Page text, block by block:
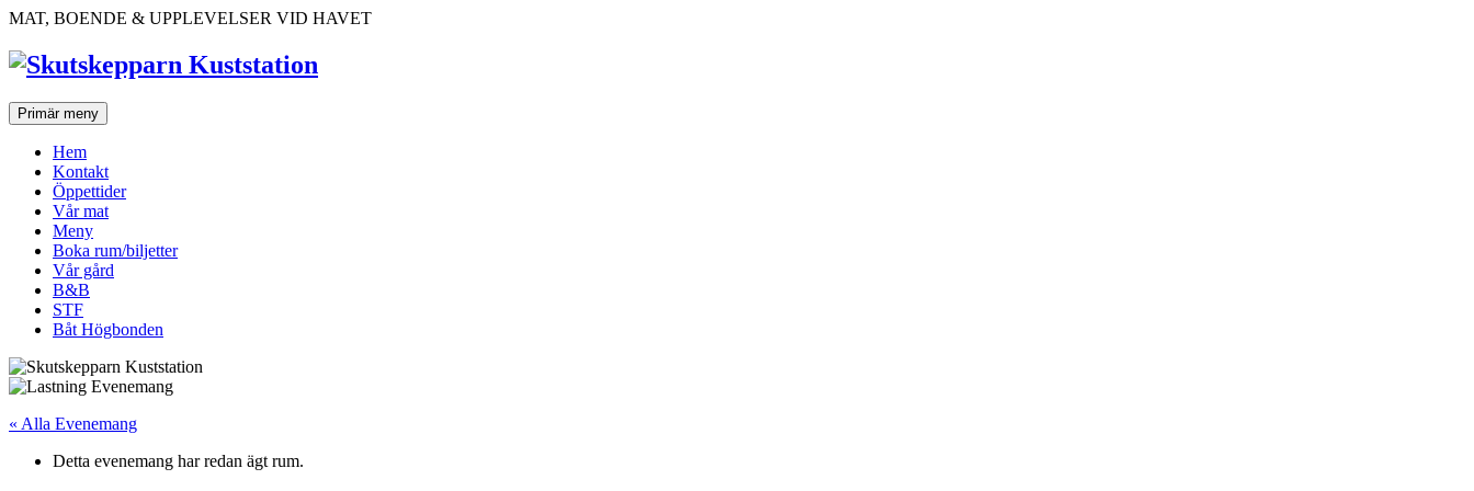
Hoppa
innehåll
MAT, BOENDE & UPPLEVELSER VID HAVET
Primär meny
Hem
Kontakt
Öppettider
Vår mat
Meny
Boka rum/biljetter
Vår gård
B&B
STF
Båt Högbonden
« Alla Evenemang
Detta evenemang har redan ägt rum.